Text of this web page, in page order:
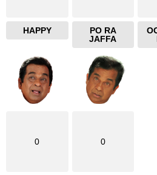
HAPPY
PO RA
JAFFA
0 0